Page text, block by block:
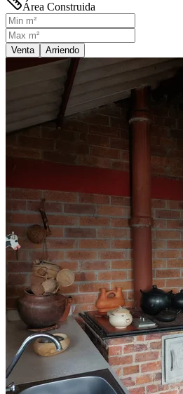
Área Construida
Venta Arriendo